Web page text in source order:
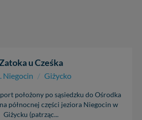
u Cześka
Niegocin / Giżycko
położony po sąsiedzku do Ośrodka
północnej części jeziora Niegocin w
Giżycku (patrząc...